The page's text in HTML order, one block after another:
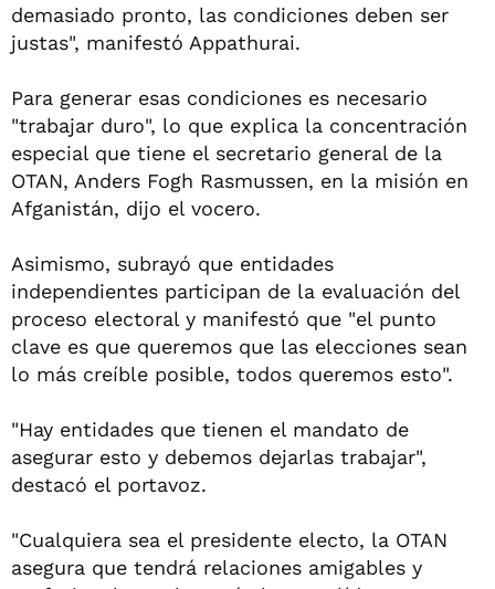
demasiado pronto, las condiciones deben ser
justas", manifestó Appathurai.
Para generar esas condiciones es necesario
"trabajar duro", lo que explica la concentración
especial que tiene el secretario general de la
OTAN, Anders Fogh Rasmussen, en la misión en
Afganistán, dijo el vocero.
Asimismo, subrayó que entidades
independientes participan de la evaluación del
proceso electoral y manifestó que "el punto
clave es que queremos que las elecciones sean
lo más creíble posible, todos queremos esto".
"Hay entidades que tienen el mandato de
asegurar esto y debemos dejarlas trabajar",
destacó el portavoz.
"Cualquiera sea el presidente electo, la OTAN
asegura que tendrá relaciones amigables y